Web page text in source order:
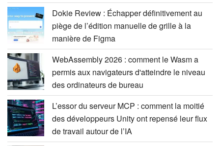
Dokie Review : Échapper définitivement au
piège de l’édition manuelle de grille à la
manière de Figma
WebAssembly 2026 : comment le Wasm a
permis aux navigateurs d'atteindre le niveau
des ordinateurs de bureau
L’essor du serveur MCP : comment la moitié
des développeurs Unity ont repensé leur flux
de travail autour de l’IA